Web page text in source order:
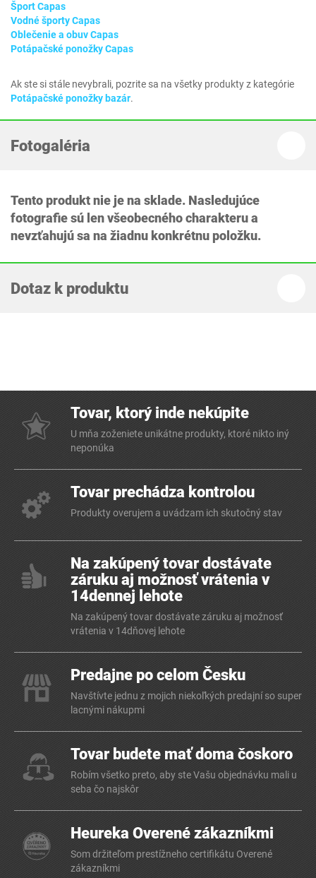
Šport Capas
Vodné športy Capas
Oblečenie a obuv Capas
Potápačské ponožky Capas
Ak ste si stále nevybrali, pozrite sa na všetky produkty z kategórie
Potápačské ponožky bazár.
Fotogaléria
Tento produkt nie je na sklade. Nasledujúce
fotografie sú len všeobecného charakteru a
nevzťahujú sa na žiadnu konkrétnu položku.
Dotaz k produktu
Tovar, ktorý inde nekúpite
U mňa zoženiete unikátne produkty, ktoré nikto iný
neponúka
Tovar prechádza kontrolou
Produkty overujem a uvádzam ich skutočný stav
Na zakúpený tovar dostávate
záruku aj možnosť vrátenia v
14dennej lehote
Na zakúpený tovar dostávate záruku aj možnosť
vrátenia v 14dňovej lehote
Predajne po celom Česku
Navštívte jednu z mojich niekoľkých predajní so super
lacnými nákupmi
Tovar budete mať doma čoskoro
Robím všetko preto, aby ste Vašu objednávku mali u
seba čo najskôr
Heureka Overené zákazníkmi
Som držiteľom prestížneho certifikátu Overené
zákazníkmi